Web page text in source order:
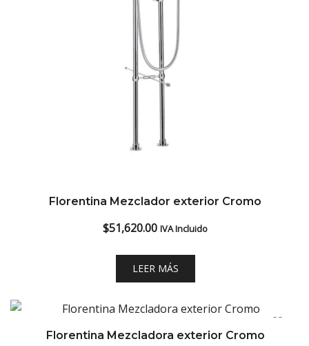
Florentina Mezclador exterior Cromo
$51,620.00 IVA Incluido
LEER MÁS
Florentina Mezcladora exterior Cromo